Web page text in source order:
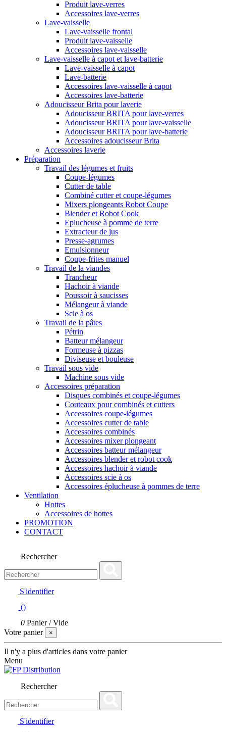
Produit lave-verres
Accessoires lave-verres
Lave-vaisselle
Lave-vaisselle frontal
Produit lave-vaisselle
Accessoires lave-vaisselle
Lave-vaisselle à capot et lave-batterie
Lave-vaisselle à capot
Lave-batterie
Accessoires lave-vaisselle à capot
Accessoires lave-batterie
Adoucisseur Brita pour laverie
Adoucisseur BRITA pour lave-verres
Adoucisseur BRITA pour lave-vaisselle
Adoucisseur BRITA pour lave-batterie
Accessoires adoucisseur Brita
Accessoires laverie
Préparation
Travail des légumes et fruits
Coupe-légumes
Cutter de table
Combiné cutter et coupe-légumes
Mixers plongeants Robot Coupe
Blender et Robot Cook
Eplucheuse à pomme de terre
Extracteur de jus
Presse-agrumes
Emulsionneur
Coupe-frites manuel
Travail de la viandes
Trancheur
Hachoir à viande
Poussoir à saucisses
Mélangeur à viande
Scie à os
Travail de la pâtes
Pétrin
Batteur mélangeur
Formeuse à pizzas
Diviseuse et bouleuse
Travail sous vide
Machine sous vide
Accessoires préparation
Disques combinés et coupe-légumes
Couteaux pour combinés et cutters
Accessoires coupe-légumes
Accessoires cutter de table
Accessoires combinés
Accessoires mixer plongeant
Accessoires batteur mélangeur
Accessoires blender et robot cook
Accessoires hachoir à viande
Accessoires scie à os
Accessoires éplucheuse à pommes de terre
Ventilation
Hottes
Accessoires de hottes
PROMOTION
CONTACT
Rechercher
S'identifier
()
0 Panier /Vide
Votre panier
×
Il n'y a plus d'articles dans votre panier
Menu
Rechercher
S'identifier